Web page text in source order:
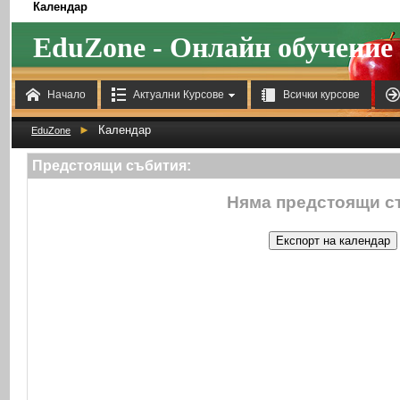
 Начало  Актуални Курсове  Всички курсове 
Календар
EduZone - Онлайн обучение
EduZone ► Календар
Предстоящи събития:
Няма предстоящи